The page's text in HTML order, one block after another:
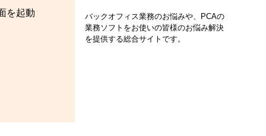
バックオフィス業務のお悩みや、PCAの
業務ソフトをお使いの皆様のお悩み解決
を提供する総合サイトです。
を起動